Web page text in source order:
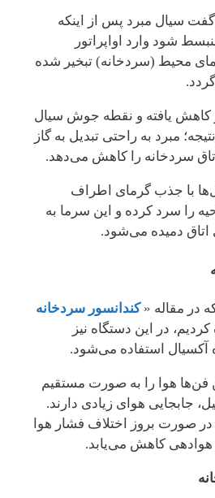
سیال مبرد پس از اینکه
شود وارد اواپراتور
محیط (سردخانه) تبخیر شده
کاهش یافته و نقطه جوش سیال
مبرد به راحتی تبدیل به گاز
سردخانه را کاهش می‌دهد.
با جذب گرمای اطراف
را سرد کرده و این سرما به
دمیده می‌شود.
در مقاله «کندانسور سردخانه
در این دستگاه نیز
آکسیال استفاده می‌شود.
فن‌ها هوا را به ‌صورت مستقیم
جابجایی هوای زیادی دارند.
صورت بروز اختلاف فشار هوا
کاهش می‌یابد.